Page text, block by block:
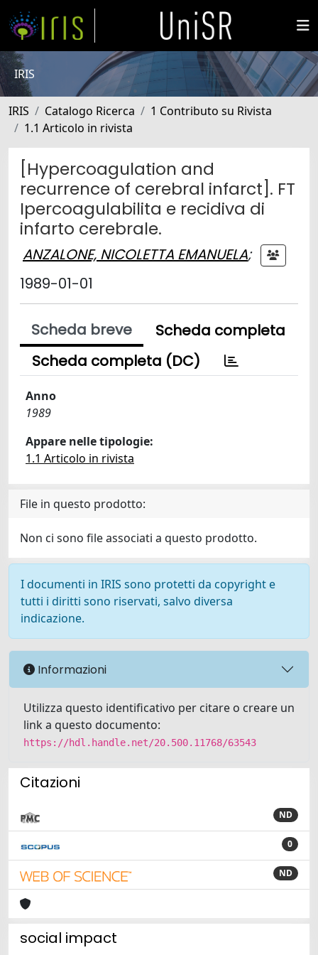
IRIS
IRIS Catalogo Ricerca
1 Contributo su Rivista
1.1 Articolo in rivista
[Hypercoagulation and
recurrence of cerebral infarct]. FT
Ipercoagulabilita e recidiva di
infarto cerebrale.
ANZALONE, NICOLETTA EMANUELA;
1989-01-01
Scheda breve
Scheda completa
Scheda completa (DC)
Anno
1989
Appare nelle tipologie:
1.1 Articolo in rivista
File in questo prodotto:
Non ci sono file associati a questo prodotto.
I documenti in IRIS sono protetti da copyright e
tutti i diritti sono riservati, salvo diversa
indicazione.
Informazioni
Utilizza questo identificativo per citare o creare un
link a questo documento:
https://hdl.handle.net/20.500.11768/63543
Citazioni
ND
0
ND
social impact